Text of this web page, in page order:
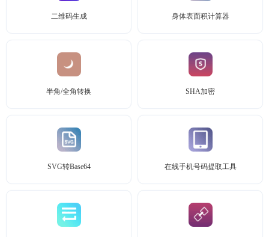
二维码生成 身体表面积计算器
半角/全角转换 SHA加密
SVG转Base64 在线手机号码提取工具